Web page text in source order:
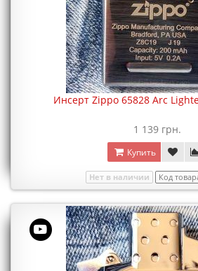
Инсерт Zippo 65828 Arc
1 139 грн.
Купить
Нет в наличии Код